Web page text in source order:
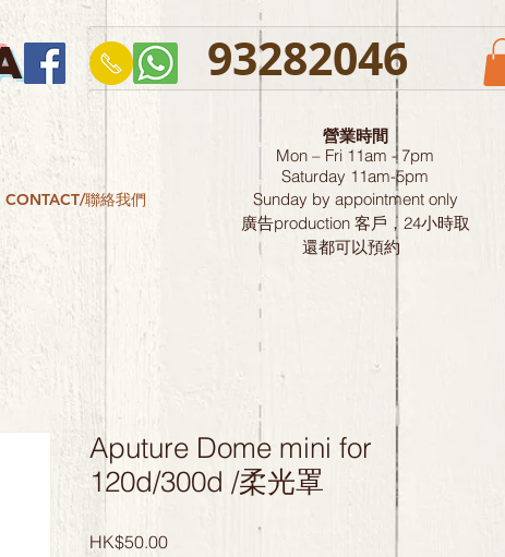
93282046
CONTACT/聯絡我們
營業時間
Mon – Fri 11am - 7pm
Saturday 11am-5pm
Sunday by appointment only
廣告production 客戶，24小時取
還都可以預約
Aputure Dome mini for
120d/300d /柔光罩
HK$50.00價